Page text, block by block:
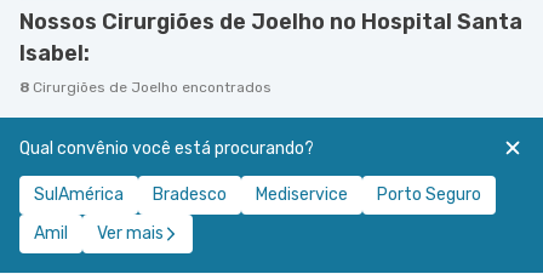
Nossos Cirurgiões de Joelho no Hospital Santa
Isabel:
8 Cirurgiões de Joelho encontrados
Qual convênio você está procurando?
SulAmérica Bradesco Mediservice
Porto Seguro
Amil
Ver mais